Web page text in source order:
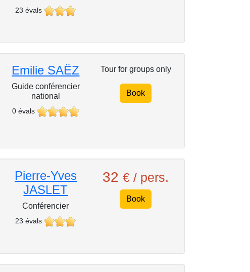
23 évals
Emilie SAËZ
Guide conférencier
national
0 évals
Tour for groups only
Book
Pierre-Yves
JASLET
Conférencier
23 évals
32€ / pers.
Book